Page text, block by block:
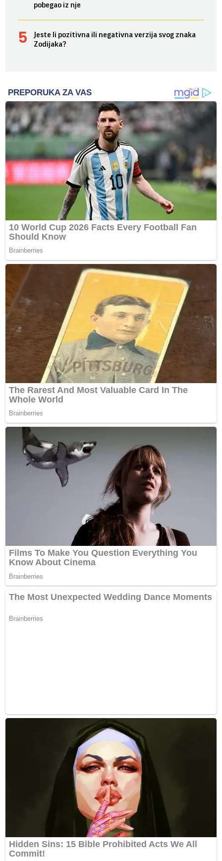
pobegao iz nje
Jeste li pozitivna ili negativna verzija svog znaka
Zodijaka?